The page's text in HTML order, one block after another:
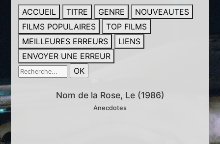
ACCUEIL TITRE GENRE
NOUVEAUTES
FILMS POPULAIRES
TOP FILMS
MEILLEURES ERREURS
LIENS
ENVOYER UNE ERREUR
Nom de la Rose, Le (1986)
Anecdotes